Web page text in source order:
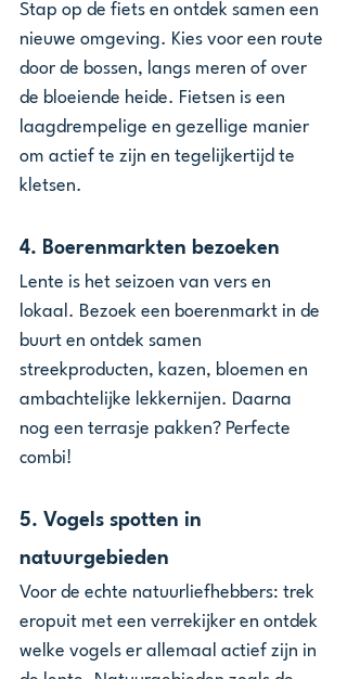
Stap op de fiets en ontdek samen een
nieuwe omgeving. Kies voor een route
door de bossen, langs meren of over
de bloeiende heide. Fietsen is een
laagdrempelige en gezellige manier
om actief te zijn en tegelijkertijd te
kletsen.
4. Boerenmarkten bezoeken
Lente is het seizoen van vers en
lokaal. Bezoek een boerenmarkt in de
buurt en ontdek samen
streekproducten, kazen, bloemen en
ambachtelijke lekkernijen. Daarna
nog een terrasje pakken? Perfecte
combi!
5. Vogels spotten in
natuurgebieden
Voor de echte natuurliefhebbers: trek
eropuit met een verrekijker en ontdek
welke vogels er allemaal actief zijn in